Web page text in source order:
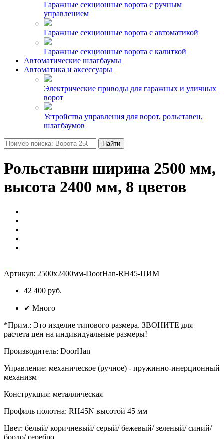
Гаражные секционные ворота с ручным
управлением
Гаражные секционные ворота с автоматикой
Гаражные секционные ворота с калиткой
Автоматические шлагбаумы
Автоматика и аксессуары
Электрические приводы для гаражных и уличных
ворот
Устройства управления для ворот, рольставен,
шлагбаумов
Найти
Рольставни ширина 2500 мм,
высота 2400 мм, 8 цветов
Артикул: 2500х2400мм-DoorHan-RH45-ПИМ
42 400 руб.
✔ Много
*Прим.: Это изделие типового размера. ЗВОНИТЕ для
расчета цен на индивидуальные размеры!
Производитель: DoorHan
Управление: механическое (ручное) - пружинно-инерционный
механизм
Конструкция: металлическая
Профиль полотна: RH45N высотой 45 мм
Цвет: белый/ коричневый/ серый/ бежевый/ зеленый/ синий/
бордо/ серебро